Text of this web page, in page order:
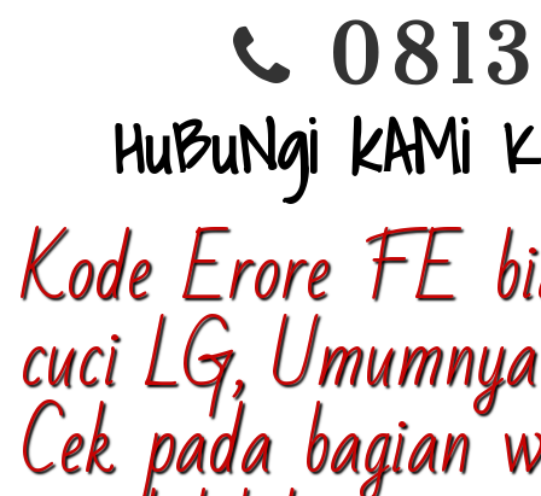
HuBuNgi kAMi
Kode Erore FE
cuci LG,
Cek pada bagian